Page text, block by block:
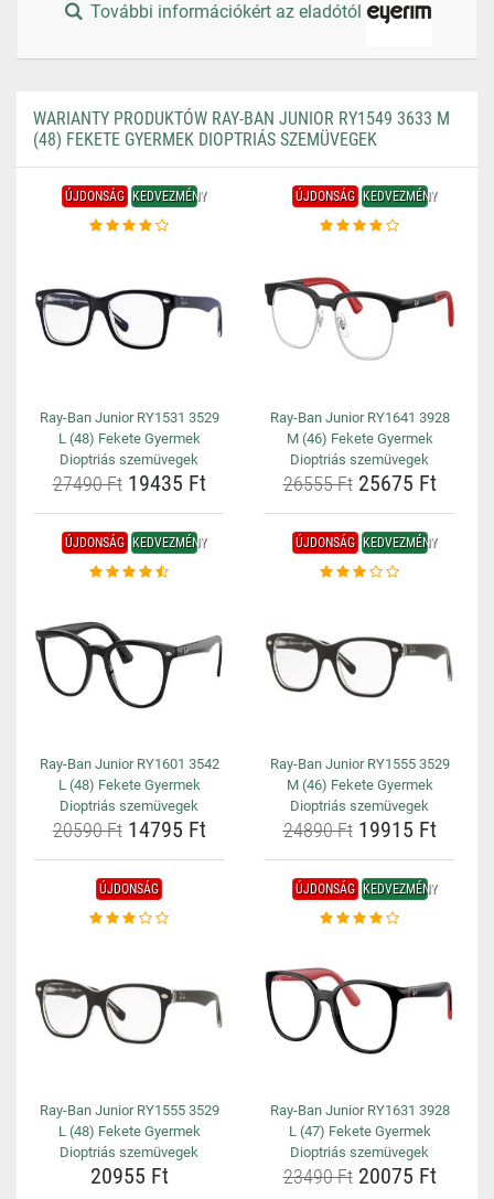
További információkért az eladótól
WARIANTY PRODUKTÓW RAY-BAN JUNIOR RY1549 3633 M
(48) FEKETE GYERMEK DIOPTRIÁS SZEMÜVEGEK
ÚJDONSÁG KEDVEZMÉNY
Ray-Ban Junior RY1531 3529
L (48) Fekete Gyermek
Dioptriás szemüvegek
27490 Ft19435 Ft
ÚJDONSÁG KEDVEZMÉNY
Ray-Ban Junior RY1641 3928
M (46) Fekete Gyermek
Dioptriás szemüvegek
26555 Ft25675 Ft
ÚJDONSÁG KEDVEZMÉNY
Ray-Ban Junior RY1601 3542
L (48) Fekete Gyermek
Dioptriás szemüvegek
20590 Ft14795 Ft
ÚJDONSÁG KEDVEZMÉNY
Ray-Ban Junior RY1555 3529
M (46) Fekete Gyermek
Dioptriás szemüvegek
24890 Ft19915 Ft
ÚJDONSÁG
Ray-Ban Junior RY1555 3529
L (48) Fekete Gyermek
Dioptriás szemüvegek
20955 Ft
ÚJDONSÁG KEDVEZMÉNY
Ray-Ban Junior RY1631 3928
L (47) Fekete Gyermek
Dioptriás szemüvegek
23490 Ft20075 Ft